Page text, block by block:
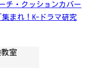
チ・クッションカバー
まれ！K-ドラマ研究
室